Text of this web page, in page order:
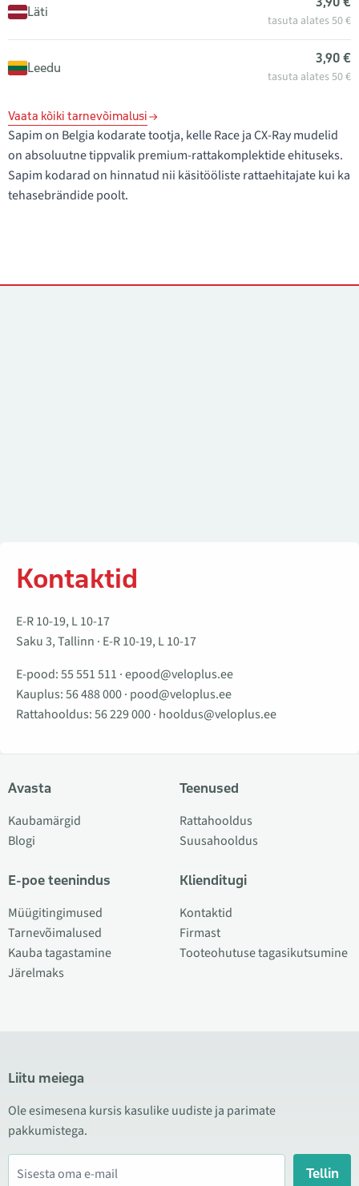
Läti
tasuta alates 50 €
Leedu
3,90 €
tasuta alates 50 €
Vaata kõiki tarnevõimalusi
Sapim on Belgia kodarate tootja, kelle Race ja CX-Ray mudelid
on absoluutne tippvalik premium-rattakomplektide ehituseks.
Sapim kodarad on hinnatud nii käsitööliste rattaehitajate kui ka
tehasebrändide poolt.
Kontaktid
E-R 10-19, L 10-17
Saku 3, Tallinn · E-R 10-19, L 10-17
E-pood:55 551 511 ·epood@veloplus.ee
Kauplus:56 488 000· pood@veloplus.ee
Rattahooldus:56 229 000· hooldus@veloplus.ee
Avasta
Kaubamärgid
Blogi
E-poe teenindus
Müügitingimused
Tarnevõimalused
Kauba tagastamine
Järelmaks
Teenused
Rattahooldus
Suusahooldus
Klienditugi
Kontaktid
Firmast
Tooteohutuse tagasikutsumine
Liitu meiega
Ole esimesena kursis kasulike uudiste ja parimate
pakkumistega.
Tellin